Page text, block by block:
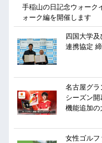
手稲山の日記念ウォーク
ォーク編を開催します
四国大学
連携協定
名古屋グ
シーズン
機能追加の
女性ゴル